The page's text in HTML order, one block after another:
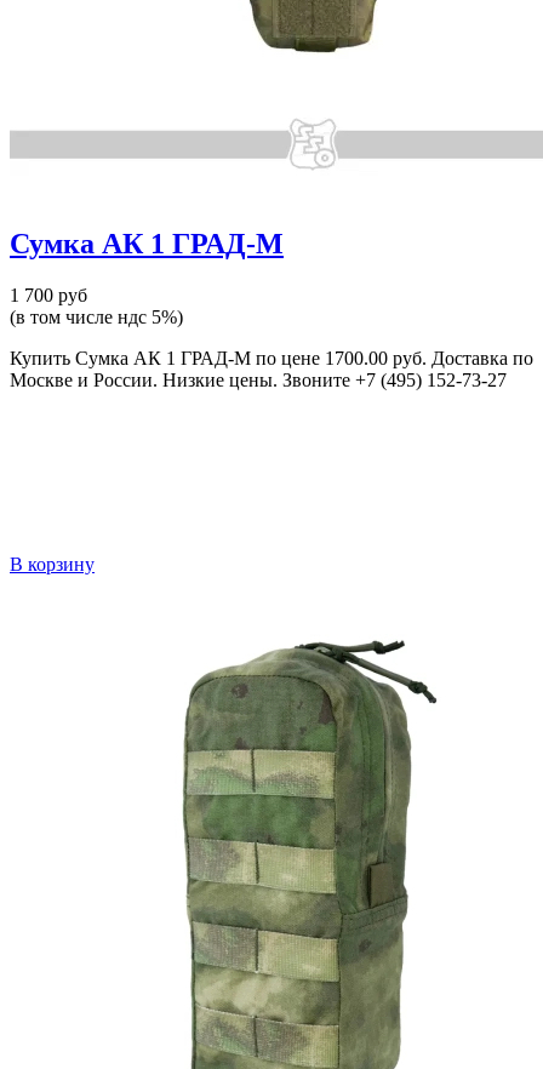
Сумка АК 1 ГРАД-М
1 700 руб
(в том числе ндс 5%)
Купить Сумка АК 1 ГРАД-М по цене 1700.00 руб. Доставка по
Москве и России. Низкие цены. Звоните +7 (495) 152-73-27
В корзину